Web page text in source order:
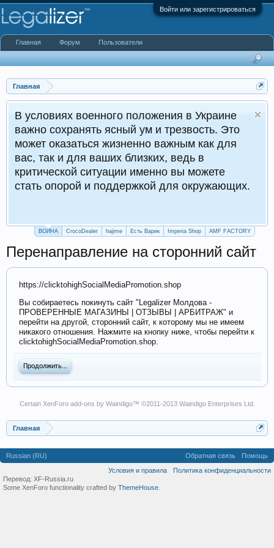
Войти или зарегистрироваться
Главная
военного положения в Украине
ясный ум и трезвость. Это
жизненно важным как для
ваших близких, ведь в
ситуации именно вы можете
и поддержкой для окружающих.
ВОЙНА CrocoDealer hajime Есть Варик Imperia Shop AMF FACTORY
Перенаправление на сторонний сайт
https://clicktohighSocialMediaPromotion.shop
Вы собираетесь покинуть сайт "Legalizer Молдова -
ПРОВЕРЕННЫЕ МАГАЗИНЫ | ОТЗЫВЫ | АРБИТРАЖ" и
перейти на другой, сторонний сайт, к которому мы не имеем
никакого отношения. Нажмите на кнопку ниже, чтобы перейти к
clicktohighSocialMediaPromotion.shop.
Продолжить...
Certain XenForo add-ons by Waindigo™ ©2011-2013 Waindigo Enterprises Ltd.
Главная
Главная Форум Пользователи
Russian (RU) Обратная связь
Помощь
Условия и правила
Политика конфиденциальности
Перевод: XF-Russia.ru
Some XenForo functionality crafted by ThemeHouse